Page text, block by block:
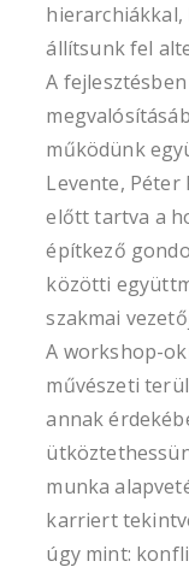
hierarchiákkal,
állítsunk fel
A
működünk
Levente, Péter
előtt tartva a
építkező
közötti
szakmai
A workshop-
művészeti
annak
munka
karriert
úgy mint: